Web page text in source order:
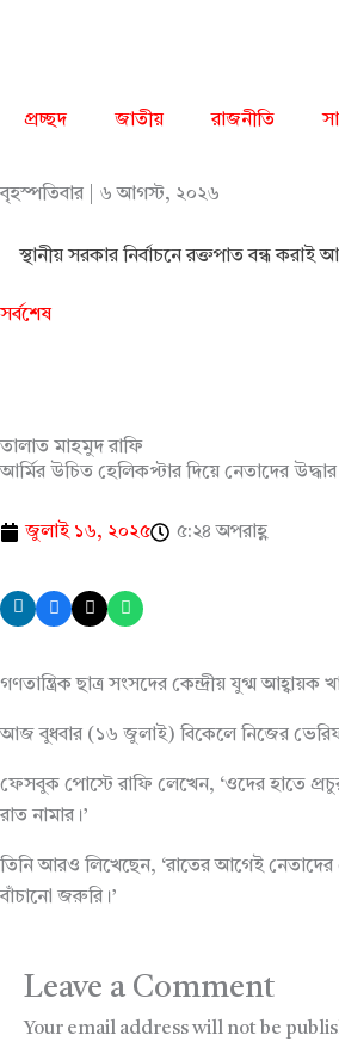
প্রচ্ছদ জাতীয় রাজনীতি
বৃহস্পতিবার | ৬ আগস্ট, ২০২৬
স্থানীয় সরকার নির্বাচনে রক্তপাত বন্ধ
সর্বশেষ
তালাত মাহমুদ রাফি
আর্মির উচিত হেলিকপ্টার দিয়ে নেতাদের উদ্ধার
জুলাই ১৬, ২০২৫ ৫:২৪ অপরাহ্ণ
গণতান্ত্রিক ছাত্র সংসদের কেন্দ্রীয় যুগ্ম
আজ বুধবার (১৬ জুলাই) বিকেলে নিজের
ফেসবুক পোস্টে রাফি লেখেন, ‘ওদের হাতে
রাত নামার।’
তিনি আরও লিখেছেন, ‘রাতের আগেই নেতাদের
বাঁচানো জরুরি।’
Leave a Comment
Your email address will not be